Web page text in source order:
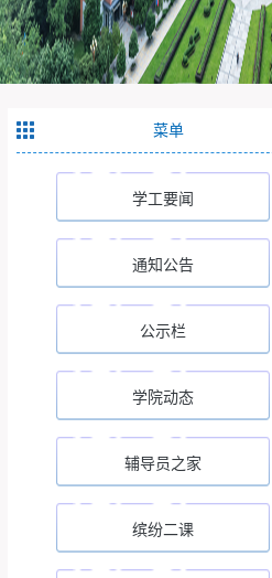
菜单
学工要闻
通知公告
公示栏
学院动态
辅导员之家
缤纷二课